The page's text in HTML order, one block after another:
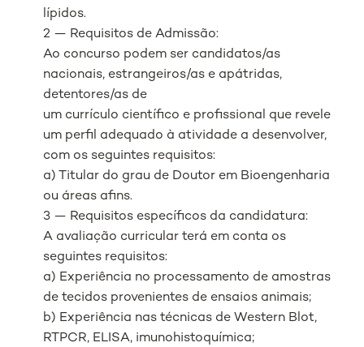
lípidos.
2 — Requisitos de Admissão:
Ao concurso podem ser candidatos/as
nacionais, estrangeiros/as e apátridas,
detentores/as de
um currículo científico e profissional que revele
um perfil adequado à atividade a desenvolver,
com os seguintes requisitos:
a) Titular do grau de Doutor em Bioengenharia
ou áreas afins.
3 — Requisitos específicos da candidatura:
A avaliação curricular terá em conta os
seguintes requisitos:
a) Experiência no processamento de amostras
de tecidos provenientes de ensaios animais;
b) Experiência nas técnicas de Western Blot,
RTPCR, ELISA, imunohistoquímica;